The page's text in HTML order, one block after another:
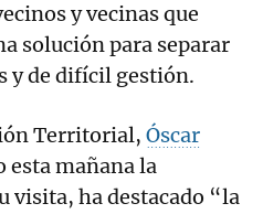
y vecinas que
solución para separar
y de difícil gestión.
Territorial, Óscar
esta mañana la
visita, ha destacado “la